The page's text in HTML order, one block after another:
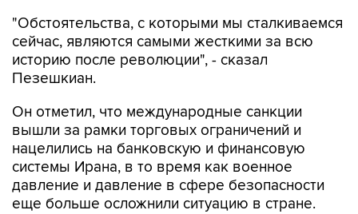
"Обстоятельства, с которыми мы сталкиваемся
сейчас, являются самыми жесткими за всю
историю после революции", - сказал
Пезешкиан.
Он отметил, что международные санкции
вышли за рамки торговых ограничений и
нацелились на банковскую и финансовую
системы Ирана, в то время как военное
давление и давление в сфере безопасности
еще больше осложнили ситуацию в стране.